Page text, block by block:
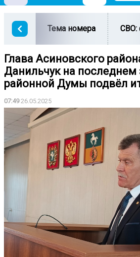
Тема номера СВО:
Глава Асиновского
Данильчук на последнем
районной Думы подвёл
07:4926.05.2025